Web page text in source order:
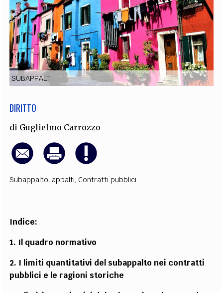
EXTRA
CODICI RUBRICHE LIBRI PROCEEDINGS PUBBLICITÀ CONTATTI
SOCIAL MEDIA
SUBAPPALTI
DIRITTO
di Guglielmo Carrozzo
Subappalto, appalti, Contratti pubblici
Indice:
1. Il quadro normativo
2. I limiti quantitativi del subappalto nei contratti
pubblici e le ragioni storiche